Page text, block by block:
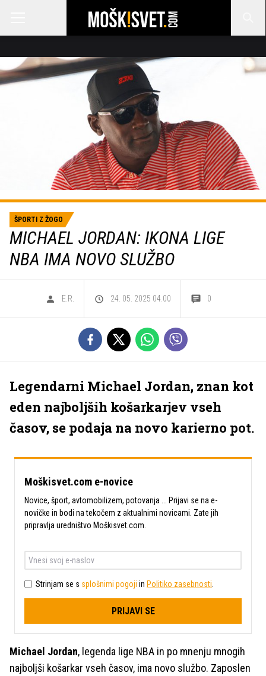
ŠPORTI Z ŽOGO
MICHAEL JORDAN: IKONA LIGE
NBA IMA NOVO SLUŽBO
E.R. 24. 05. 2025 04.00 0
Legendarni Michael Jordan, znan kot
eden najboljših košarkarjev vseh
časov, se podaja na novo karierno pot.
Moškisvet.com e-novice
Novice, šport, avtomobilizem, potovanja ... Prijavi se na e-
novičke in bodi na tekočem z aktualnimi novicami. Zate jih
pripravlja uredništvo Moškisvet.com.
Strinjam se s splošnimi pogoji in Politiko zasebnosti
PRIJAVI SE
Michael Jordan, legenda lige NBA in po mnenju mnogih
najboljši košarkar vseh časov, ima novo službo. Zaposlen